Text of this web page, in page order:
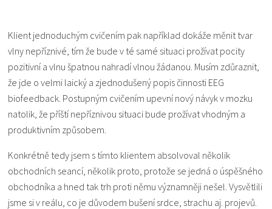
Klient jednoduchým cvičením pak například dokáže měnit tvar
vlny nepříznivé, tím že bude v té samé situaci prožívat pocity
pozitivní a vlnu špatnou nahradí vlnou žádanou. Musím zdůraznit,
že jde o velmi laický a zjednodušený popis činnosti EEG
biofeedback. Postupným cvičením upevní nový návyk v mozku
natolik, že příští nepříznivou situaci bude prožívat vhodným a
produktivním způsobem.
Konkrétně tedy jsem s tímto klientem absolvoval několik
obchodních seancí, několik proto, protože se jedná o úspěšného
obchodníka a hned tak trh proti němu významněji nešel. Vysvětlili
jsme si v reálu, co je důvodem bušení srdce, strachu aj. projevů.